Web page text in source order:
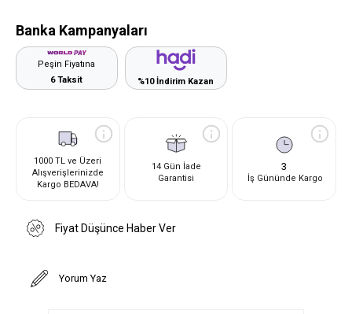
Banka Kampanyaları
Peşin Fiyatına
6 Taksit
%10 İndirim Kazan
1000 TL ve Üzeri
Alışverişlerinizde
Kargo BEDAVA!
14 Gün İade
Garantisi
3
İş Gününde Kargo
Fiyat Düşünce Haber Ver
Yorum Yaz